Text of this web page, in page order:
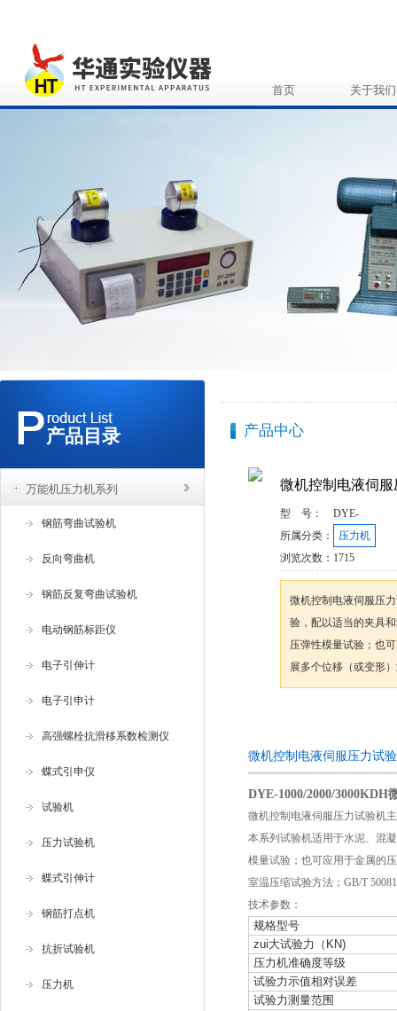
首页 关于我们
产品目录
万能机压力机系列
钢筋弯曲试验机
反向弯曲机
钢筋反复弯曲试验机
电动钢筋标距仪
电子引伸计
电子引申计
高强螺栓抗滑移系数检测仪
蝶式引申仪
试验机
压力试验机
蝶式引伸计
钢筋打点机
抗折试验机
压力机
产品中心
微机控制电液伺
型 号：
DYE-
所属分类：
压力机
浏览次数： 1715
微机控制电液伺服压
验，配以适当的夹具
压弹性模量试验；也
展多个位移（或变形
微机控制电液伺服压力试
DYE-1000/2000/3000KDH
微机控制电液伺服压力试验机
本系列试验机适用于水泥、混
模量试验；也可应用于金属的
室温压缩试验方法；GB/T
技术参数：
规格型号
zui大试验力（KN)
压力机准确度等级
试验力示值相对误差
试验力测量范围